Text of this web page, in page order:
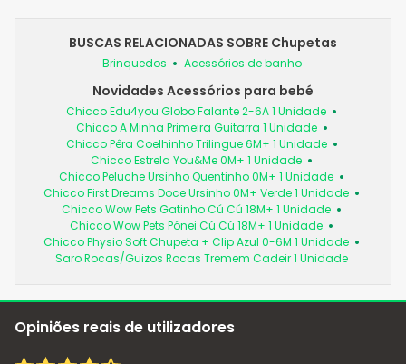
BUSCAS RELACIONADAS SOBRE Chupetas
Brinquedos Acessórios de banho
Novidades Acessórios para bebé
Chicco Edu4you Globo Falante 2-6A 1 Unidade
Chicco A Minha Primeira Guitarra 1 Unidade
Chicco Pêra Coelhinho Trilingue 6M+ 1 Unidade
Chicco Estrela You&Me 0M+ 1 Unidade
Chicco Peluche Ursinho Quentinho 0M+ 1 Unidade
Chicco First Dreams Doce Ursinho 0M+ Verde 1 Unidade
Chicco Wow Pets Gatinho Cú Cú 18M+ 1 Unidade
Chicco Wow Pets Pónei Cú Cú 18M+ 1 Unidade
Chicco Physio Soft Chupeta + Clip Azul 0-6M 1 Unidade
Saro Rocas/Guizos Rocas Tremem Cadeir 1 Unidade
Opiniões reais de utilizadores